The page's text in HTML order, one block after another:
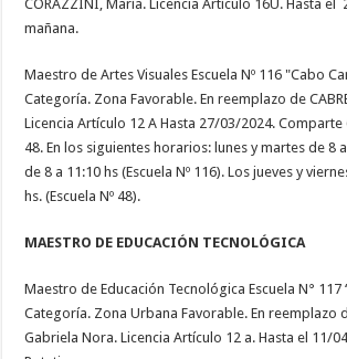
CORAZZINI, María. Licencia Artículo 16U. Hasta el
mañana.
Maestro de Artes Visuales Escuela Nº 116 "Cabo
Categoría. Zona Favorable. En reemplazo de
Licencia Artículo 12 A Hasta 27/03/2024. Comparte
48. En los siguientes horarios: lunes y martes de 8
de 8 a 11:10 hs (Escuela Nº 116). Los jueves y
hs. (Escuela Nº 48).
MAESTRO DE EDUCACIÓN TECNOLÓGICA
Maestro de Educación Tecnológica Escuela N° 117
Categoría. Zona Urbana Favorable. En reemplazo
Gabriela Nora. Licencia Artículo 12 a. Hasta el 11/